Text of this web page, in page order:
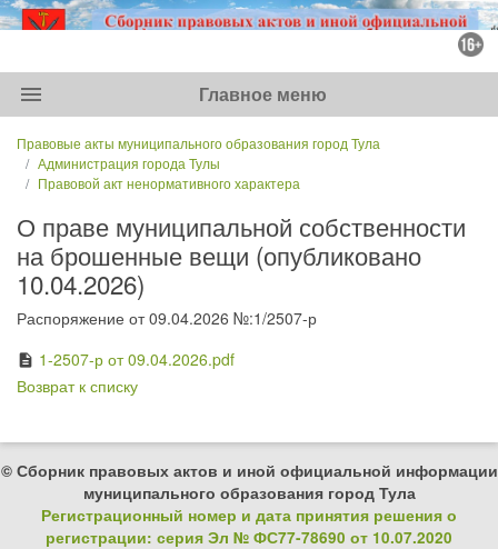
menu Главное меню
Правовые акты муниципального образования город Тула
Администрация города Тулы
Правовой акт ненормативного характера
О праве муниципальной собственности
на брошенные вещи (опубликовано
10.04.2026)
Распоряжение от 09.04.2026 №:1/2507-р
description 1-2507-р от 09.04.2026.pdf
Возврат к списку
© Сборник правовых актов и иной официальной информации
муниципального образования город Тула
Регистрационный номер и дата принятия решения о
регистрации: серия Эл № ФС77-78690 от 10.07.2020